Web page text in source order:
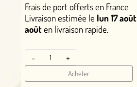
Frais de port offerts en France
Livraison estimée le lun 17 août
aoûten livraison rapide.
- +
Acheter